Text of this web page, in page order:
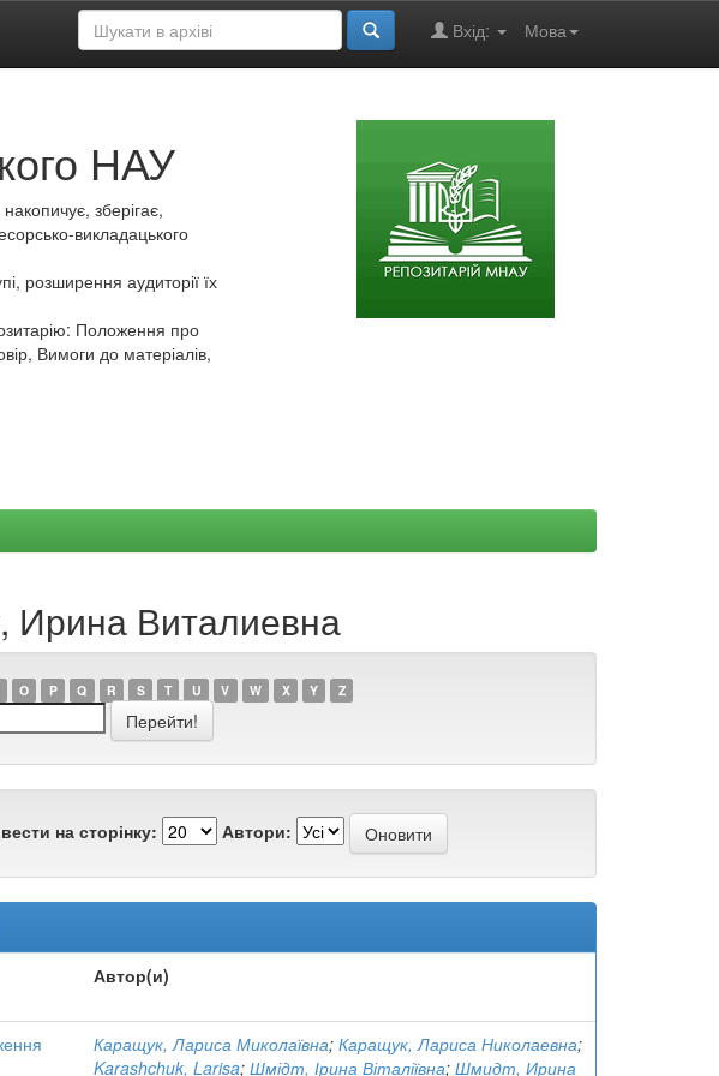
Мова
Вхід:
НАУ
зберігає,
викладацького
розширення аудиторії їх
Положення про
Вимоги до матеріалів,
Ирина Виталиевна
O P Q R S T U V W X Y Z
на сторінку: Автори:
Автор(и)
Каращук, Лариса Миколаївна; Каращук, Лариса Николаевна;
Karashchuk, Larisa; Шмідт, Ірина Віталіївна; Шмидт, Ирина